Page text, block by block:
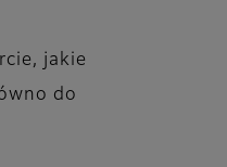
jakie
do